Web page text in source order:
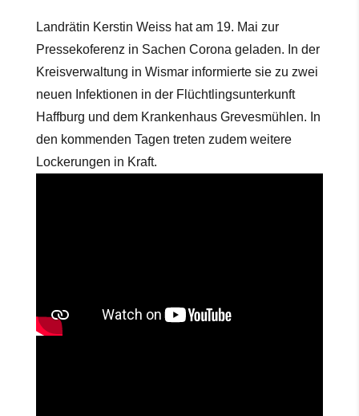
Landrätin Kerstin Weiss hat am 19. Mai zur
Pressekoferenz in Sachen Corona geladen. In der
Kreisverwaltung in Wismar informierte sie zu zwei
neuen Infektionen in der Flüchtlingsunterkunft
Haffburg und dem Krankenhaus Grevesmühlen. In
den kommenden Tagen treten zudem weitere
Lockerungen in Kraft.